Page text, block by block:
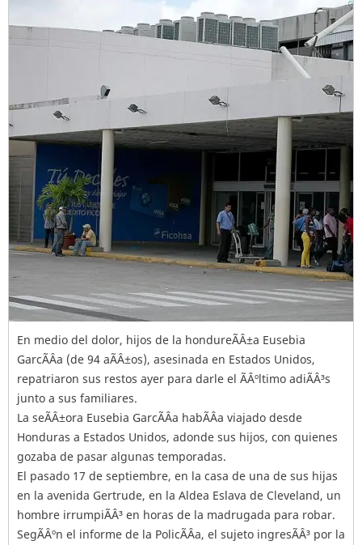
En medio del dolor, hijos de la hondureÃÂ±a Eusebia
GarcÃÂ­a (de 94 aÃÂ±os), asesinada en Estados Unidos,
repatriaron sus restos ayer para darle el ÃÂºltimo adiÃÂ³s
junto a sus familiares.
La seÃÂ±ora Eusebia GarcÃÂ­a habÃÂ­a viajado desde
Honduras a Estados Unidos, adonde sus hijos, con quienes
gozaba de pasar algunas temporadas.
El pasado 17 de septiembre, en la casa de una de sus hijas
en la avenida Gertrude, en la Aldea Eslava de Cleveland, un
hombre irrumpiÃÂ³ en horas de la madrugada para robar.
SegÃÂºn el informe de la PolicÃÂ­a, el sujeto ingresÃÂ³ por la